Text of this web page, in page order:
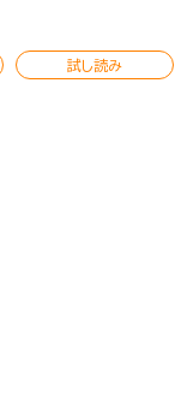
試し読み